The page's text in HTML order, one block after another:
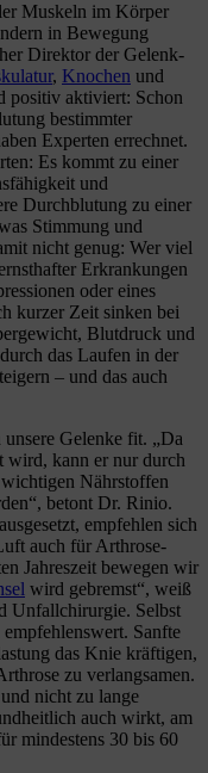
Muskeln im Körper
in Bewegung
Direktor der Gelenk-
, Knochen und
positiv aktiviert: Schon
bestimmter
Experten errechnet.
Es kommt zu einer
und
Durchblutung zu einer
Stimmung und
nicht genug: Wer viel
Erkrankungen
oder eines
kurzer Zeit sinken bei
Blutdruck und
das Laufen in der
– und das auch
Gelenke fit. „Da
wird, kann er nur durch
Nährstoffen
betont Dr. Rinio.
empfehlen sich
auch für Arthrose-
Jahreszeit bewegen wir
wird gebremst“, weiß
Unfallchirurgie. Selbst
Sanfte
das Knie kräftigen,
zu verlangsamen.
nicht zu lange
auch wirkt, am
mindestens 30 bis 60